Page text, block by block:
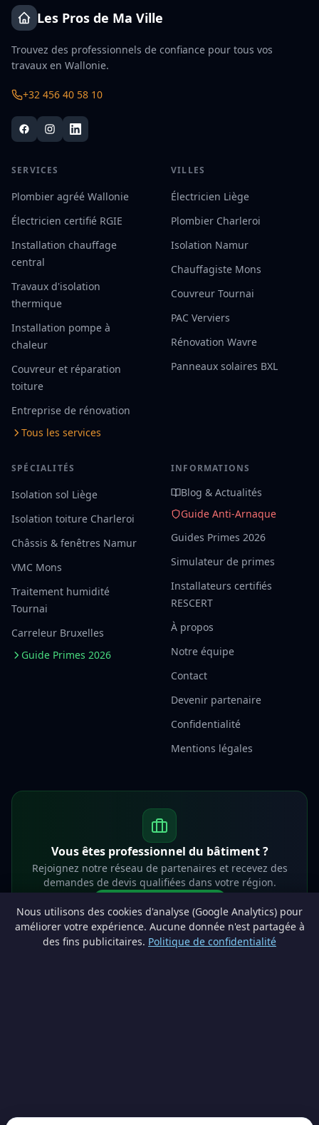
Nous utilisons des cookies d'analyse (Google Analytics) pour
améliorer votre expérience. Aucune donnée n'est partagée à
des fins publicitaires. Politique de confidentialité
Les Pros de Ma Ville
Trouvez des professionnels de confiance pour tous vos
travaux en Wallonie.
+32 456 40 58 10
SERVICES
Plombier agréé Wallonie
Électricien certifié RGIE
Installation chauffage
central
Travaux d'isolation
thermique
Installation pompe à
chaleur
Couvreur et réparation
toiture
Entreprise de rénovation
Tous les services
VILLES
Électricien Liège
Plombier Charleroi
Isolation Namur
Chauffagiste Mons
Couvreur Tournai
PAC Verviers
Rénovation Wavre
Panneaux solaires BXL
SPÉCIALITÉS
Isolation sol Liège
Isolation toiture Charleroi
Châssis & fenêtres Namur
VMC Mons
Traitement humidité
Tournai
Carreleur Bruxelles
Guide Primes 2026
INFORMATIONS
Blog & Actualités
Guide Anti-Arnaque
Guides Primes 2026
Simulateur de primes
Installateurs certifiés
RESCERT
À propos
Notre équipe
Contact
Devenir partenaire
Confidentialité
Mentions légales
Vous êtes professionnel du bâtiment ?
Rejoignez notre réseau de partenaires et recevez des
demandes de devis qualifiées dans votre région.
info@lesprosdemaville.be